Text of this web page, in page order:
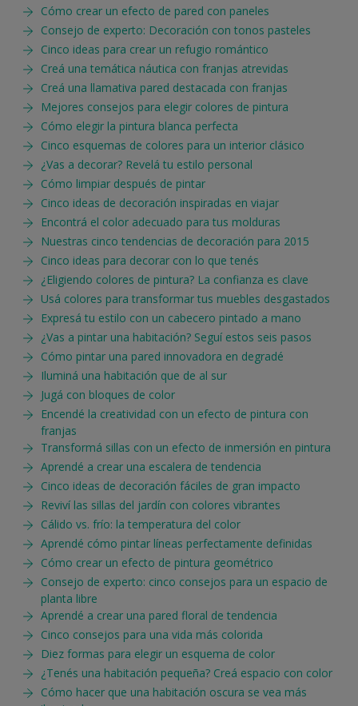
Cómo crear un efecto de pared con paneles
Consejo de experto: Decoración con tonos pasteles
Cinco ideas para crear un refugio romántico
Creá una temática náutica con franjas atrevidas
Creá una llamativa pared destacada con franjas
Mejores consejos para elegir colores de pintura
Cómo elegir la pintura blanca perfecta
Cinco esquemas de colores para un interior clásico
¿Vas a decorar? Revelá tu estilo personal
Cómo limpiar después de pintar
Cinco ideas de decoración inspiradas en viajar
Encontrá el color adecuado para tus molduras
Nuestras cinco tendencias de decoración para 2015
Cinco ideas para decorar con lo que tenés
¿Eligiendo colores de pintura? La confianza es clave
Usá colores para transformar tus muebles desgastados
Expresá tu estilo con un cabecero pintado a mano
¿Vas a pintar una habitación? Seguí estos seis pasos
Cómo pintar una pared innovadora en degradé
Iluminá una habitación que de al sur
Jugá con bloques de color
Encendé la creatividad con un efecto de pintura con
franjas
Transformá sillas con un efecto de inmersión en pintura
Aprendé a crear una escalera de tendencia
Cinco ideas de decoración fáciles de gran impacto
Reviví las sillas del jardín con colores vibrantes
Cálido vs. frío: la temperatura del color
Aprendé cómo pintar líneas perfectamente definidas
Cómo crear un efecto de pintura geométrico
Consejo de experto: cinco consejos para un espacio de
planta libre
Aprendé a crear una pared floral de tendencia
Cinco consejos para una vida más colorida
Diez formas para elegir un esquema de color
¿Tenés una habitación pequeña? Creá espacio con color
Cómo hacer que una habitación oscura se vea más